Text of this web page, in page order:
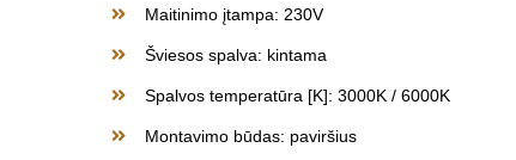
Maitinimo įtampa: 230V
Šviesos spalva: kintama
Spalvos temperatūra [K]: 3000K / 6000K
Montavimo būdas: paviršius